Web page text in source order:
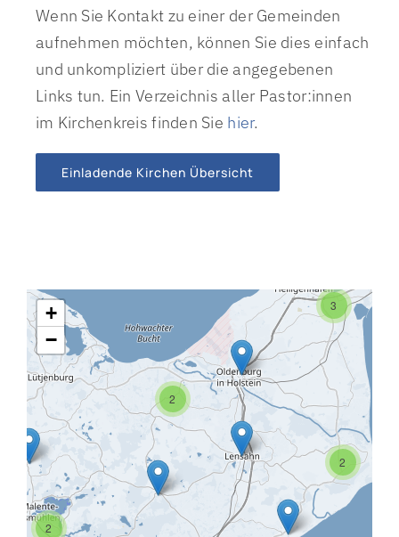
Wenn Sie Kontakt zu einer der Gemeinden
aufnehmen möchten, können Sie dies einfach
und unkompliziert über die angegebenen
Links tun. Ein Verzeichnis aller Pastor:innen
im Kirchenkreis finden Sie hier.
Einladende Kirchen Übersicht
2
2
3
2
+
−